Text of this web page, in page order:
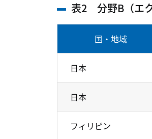
表2 分野B（エク
国・地域
日本
日本
フィリピン